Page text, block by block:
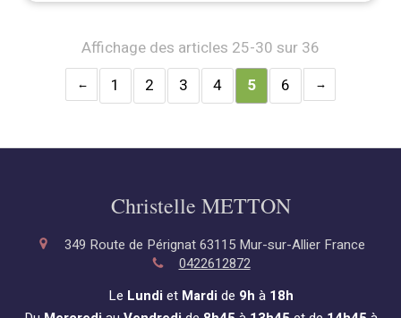
Affichage des articles 25-30 sur 36
1
2 3 4 5 6
Christelle METTON
349 Route de Pérignat 63115 Mur-sur-Allier France
0422612872
Le Lundiet Mardide 9h à 18h